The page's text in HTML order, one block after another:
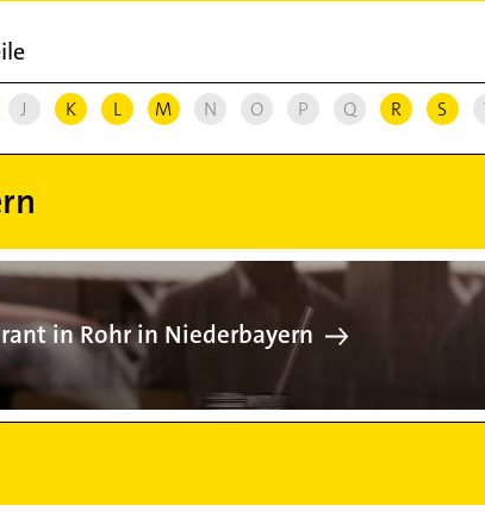
J K L M N O P Q R S
in Rohr in Niederbayern
Restaurant